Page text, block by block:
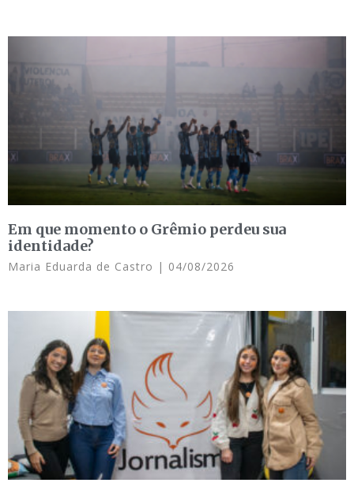
Em que momento o Grêmio perdeu sua
identidade?
Maria Eduarda de Castro 04/08/2026